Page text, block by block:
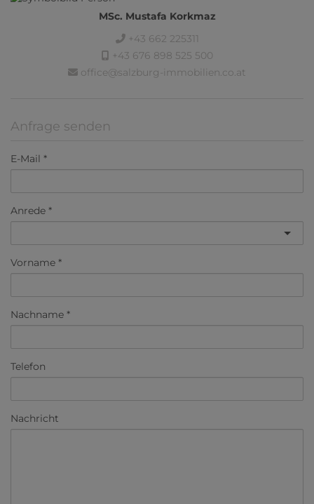
MSc. Mustafa Korkmaz
+43 662 225311
+43 676 898 525 500
office@salzburg-immobilien.co.at
Anfrage senden
E-Mail
Anrede
Vorname
Nachname
Telefon
Nachricht